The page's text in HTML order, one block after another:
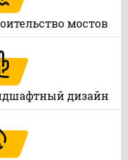
мостов
дизайн